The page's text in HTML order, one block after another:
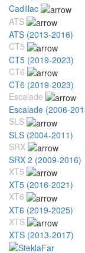
Cadillac
ATS
ATS (2013-2016)
CT5
CT5 (2019-2023)
CT6
CT6 (2019-2023)
Escalade
Escalade (2006-
SLS
SLS (2004-2011)
SRX
SRX 2 (2009-2016)
XT5
XT5 (2016-2021)
XT6
XT6 (2019-2025)
XTS
XTS (2013-2017)